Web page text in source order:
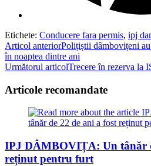
Etichete: Conducere fara permis, ipj
Read
more
Articol anteriorPolițiștii dâmbovițeni
în noaptea dintre ani
Următorul articolTrecere în rezerva la
Articole recomandate
IPJ DÂMBOVIȚA: Un tânăr
reținut pentru furt